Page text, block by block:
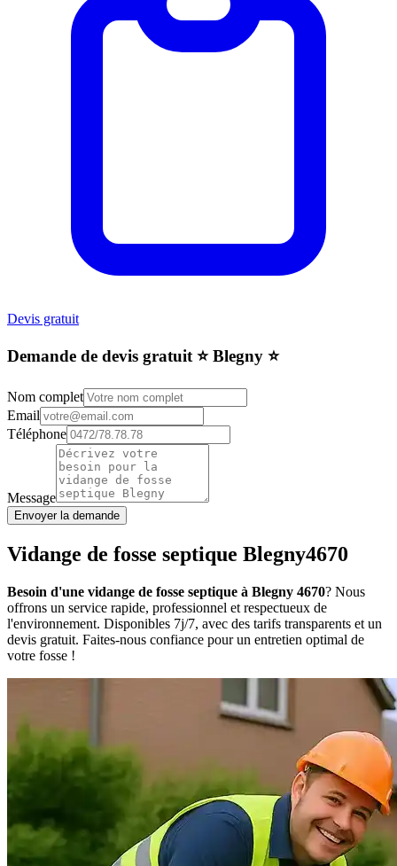
Devis gratuit
Demande de devis gratuit ⭐️ Blegny ⭐️
Nom complet
Email
Téléphone
Message
Envoyer la demande
Vidange de fosse septique Blegny4670
Besoin d'une vidange de fosse septique à Blegny 4670? Nous
offrons un service rapide, professionnel et respectueux de
l'environnement. Disponibles 7j/7, avec des tarifs transparents et un
devis gratuit. Faites-nous confiance pour un entretien optimal de
votre fosse !